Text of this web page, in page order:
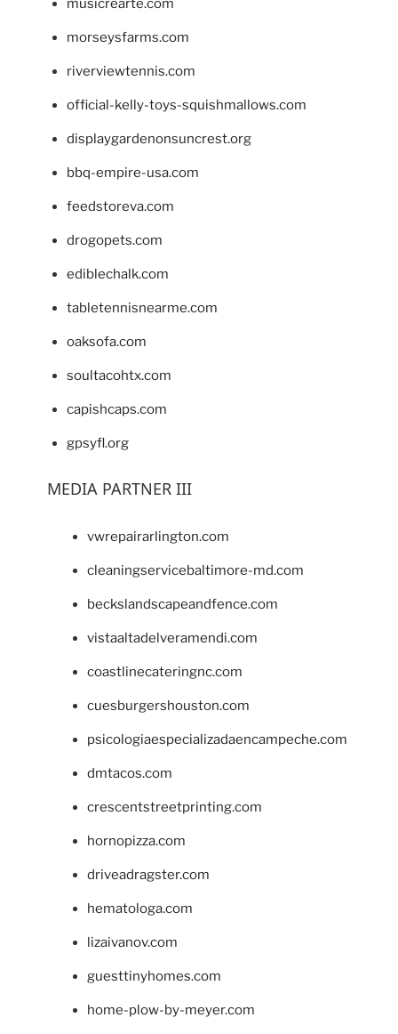
musicrearte.com
morseysfarms.com
riverviewtennis.com
official-kelly-toys-squishmallows.com
displaygardenonsuncrest.org
bbq-empire-usa.com
feedstoreva.com
drogopets.com
ediblechalk.com
tabletennisnearme.com
oaksofa.com
soultacohtx.com
capishcaps.com
gpsyfl.org
MEDIA PARTNER III
vwrepairarlington.com
cleaningservicebaltimore-md.com
beckslandscapeandfence.com
vistaaltadelveramendi.com
coastlinecateringnc.com
cuesburgershouston.com
psicologiaespecializadaencampeche.com
dmtacos.com
crescentstreetprinting.com
hornopizza.com
driveadragster.com
hematologa.com
lizaivanov.com
guesttinyhomes.com
home-plow-by-meyer.com